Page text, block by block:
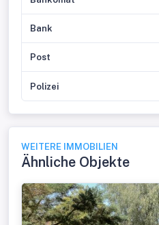
Bank
Post
Polizei
WEITERE IMMOBILIEN
Ähnliche Objekte